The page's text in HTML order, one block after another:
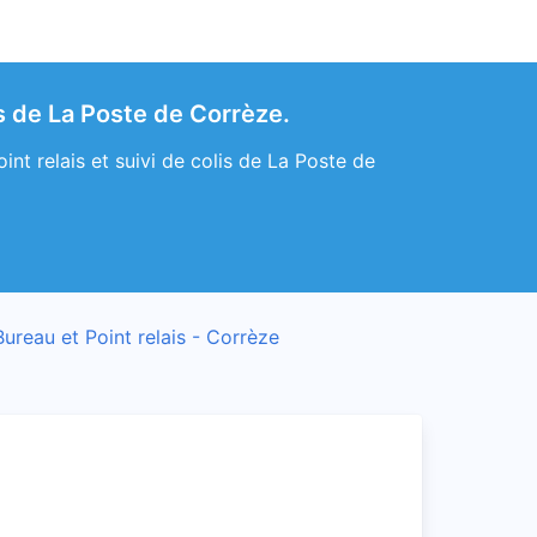
La Poste de Corrèze.
relais et suivi de colis de La Poste de
et Point relais - Corrèze